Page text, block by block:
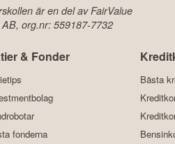
är en del av FairValue
org.nr: 559187-7732
& Fonder
fonderna
Bästa